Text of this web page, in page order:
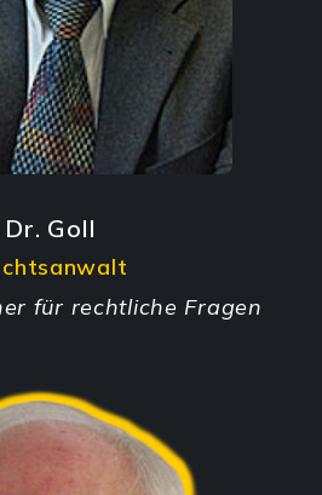
Dr. Goll
für rechtliche Fragen